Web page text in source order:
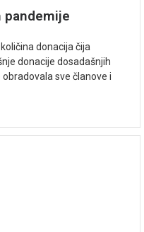
donacija čija
donacije dosadašnjih
sve članove i